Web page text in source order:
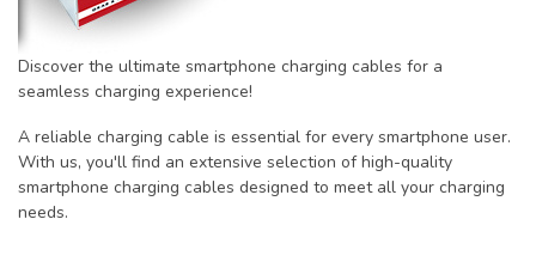
Discover the ultimate smartphone charging cables for a
seamless charging experience!
A reliable charging cable is essential for every smartphone user.
With us, you'll find an extensive selection of high-quality
smartphone charging cables designed to meet all your charging
needs.